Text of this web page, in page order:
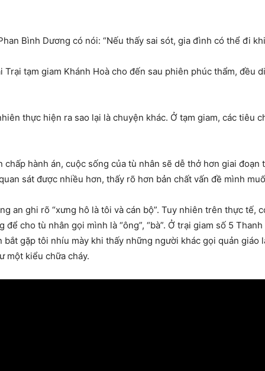
Bình Dương có nói: “Nếu thấy sai sót, gia đình có thể đi
tạm giam Khánh Hoà cho đến sau phiên phúc thẩm, đều
thực hiện ra sao lại là chuyện khác. Ở tạm giam, các tiêu
hành án, cuộc sống của tù nhân sẽ dễ thở hơn giai
sát được nhiều hơn, thấy rõ hơn bản chất vấn đề mình
an ghi rõ “xưng hô là tôi và cán bộ”. Tuy nhiên trên thực tế,
cho tù nhân gọi mình là “ông”, “bà”. Ở trại giam số 5
gặp tôi nhíu mày khi thấy những người khác gọi quản giáo
một kiểu chữa cháy.